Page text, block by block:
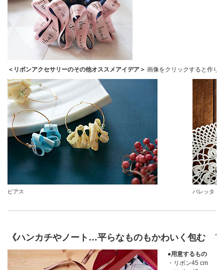
＜リボンアクセサリーのその他オススメアイデア＞ 画像をクリックすると作り
ピアス バレッタ
《ハンカチやノート…平らなものもかわいく包む
●用意するもの
・リボン45 cm